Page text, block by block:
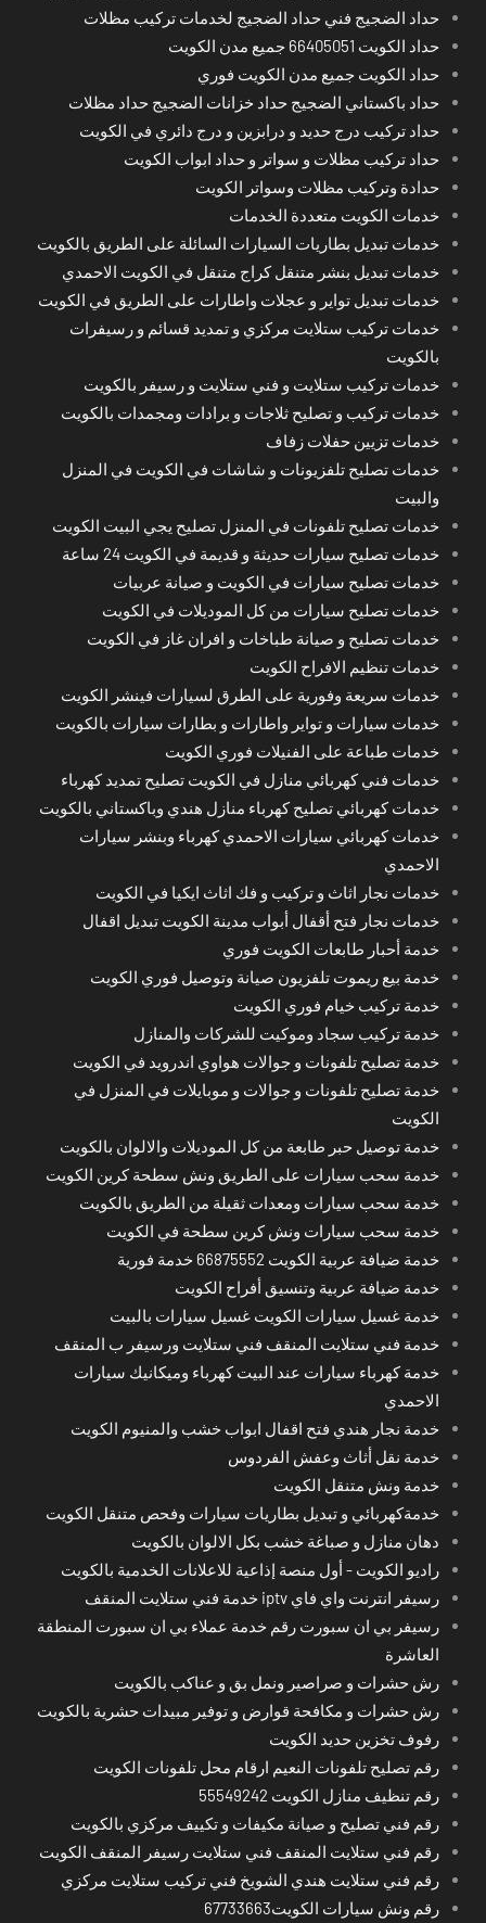
حداد الضجيج فني حداد الضجيج لخدمات تركيب مظلات
حداد الكويت 66405051 جميع مدن الكويت
حداد الكويت جميع مدن الكويت فوري
حداد باكستاني الضجيج حداد خزانات الضجيج حداد مظلات
حداد تركيب درج حديد و درابزين و درج دائري في الكويت
حداد تركيب مظلات و سواتر و حداد ابواب الكويت
حدادة وتركيب مظلات وسواتر الكويت
خدمات الكويت متعددة الخدمات
خدمات تبديل بطاريات السيارات السائلة على الطريق بالكويت
خدمات تبديل بنشر متنقل كراج متنقل في الكويت الاحمدي
خدمات تبديل تواير و عجلات واطارات على الطريق في الكويت
خدمات تركيب ستلايت مركزي و تمديد قسائم و رسيفرات
بالكويت
خدمات تركيب ستلايت و فني ستلايت و رسيفر بالكويت
خدمات تركيب و تصليح ثلاجات و برادات ومجمدات بالكويت
خدمات تزيين حفلات زفاف
خدمات تصليح تلفزيونات و شاشات في الكويت في المنزل
والبيت
خدمات تصليح تلفونات في المنزل تصليح يجي البيت الكويت
خدمات تصليح سيارات حديثة و قديمة في الكويت 24 ساعة
خدمات تصليح سيارات في الكويت و صيانة عربيات
خدمات تصليح سيارات من كل الموديلات في الكويت
خدمات تصليح و صيانة طباخات و افران غاز في الكويت
خدمات تنظيم الافراح الكويت
خدمات سريعة وفورية على الطرق لسيارات فينشر الكويت
خدمات سيارات و تواير واطارات و بطارات سيارات بالكويت
خدمات طباعة على الفنيلات فوري الكويت
خدمات فني كهربائي منازل في الكويت تصليح تمديد كهرباء
خدمات كهربائي تصليح كهرباء منازل هندي وباكستاني بالكويت
خدمات كهربائي سيارات الاحمدي كهرباء وبنشر سيارات
الاحمدي
خدمات نجار اثاث و تركيب و فك اثاث ايكيا في الكويت
خدمات نجار فتح أقفال أبواب مدينة الكويت تبديل اقفال
خدمة أحبار طابعات الكويت فوري
خدمة بيع ريموت تلفزيون صيانة وتوصيل فوري الكويت
خدمة تركيب خيام فوري الكويت
خدمة تركيب سجاد وموكيت للشركات والمنازل
خدمة تصليح تلفونات و جوالات هواوي اندرويد في الكويت
خدمة تصليح تلفونات و جوالات و موبايلات في المنزل في
الكويت
خدمة توصيل حبر طابعة من كل الموديلات والالوان بالكويت
خدمة سحب سيارات على الطريق ونش سطحة كرين الكويت
خدمة سحب سيارات ومعدات ثقيلة من الطريق بالكويت
خدمة سحب سيارات ونش كرين سطحة في الكويت
خدمة ضيافة عربية الكويت 66875552 خدمة فورية
خدمة ضيافة عربية وتنسيق أفراح الكويت
خدمة غسيل سيارات الكويت غسيل سيارات بالبيت
خدمة فني ستلايت المنقف فني ستلايت ورسيفر ب المنقف
خدمة كهرباء سيارات عند البيت كهرباء وميكانيك سيارات
الاحمدي
خدمة نجار هندي فتح اقفال ابواب خشب والمنيوم الكويت
خدمة نقل أثاث وعفش الفردوس
خدمة ونش متنقل الكويت
خدمةكهربائي و تبديل بطاريات سيارات وفحص متنقل الكويت
دهان منازل و صباغة خشب بكل الالوان بالكويت
راديو الكويت - أول منصة إذاعية للاعلانات الخدمية بالكويت
رسيفر انترنت واي فاي iptv خدمة فني ستلايت المنقف
رسيفر بي ان سبورت رقم خدمة عملاء بي ان سبورت المنطقة
العاشرة
رش حشرات و صراصير ونمل بق و عناكب بالكويت
رش حشرات و مكافحة قوارض و توفير مبيدات حشرية بالكويت
رفوف تخزين حديد الكويت
رقم تصليح تلفونات النعيم ارقام محل تلفونات الكويت
رقم تنظيف منازل الكويت 55549242
رقم فني تصليح و صيانة مكيفات و تكييف مركزي بالكويت
رقم فني ستلايت المنقف فني ستلايت رسيفر المنقف الكويت
رقم فني ستلايت هندي الشويخ فني تركيب ستلايت مركزي
رقم ونش سيارات الكويت67733663